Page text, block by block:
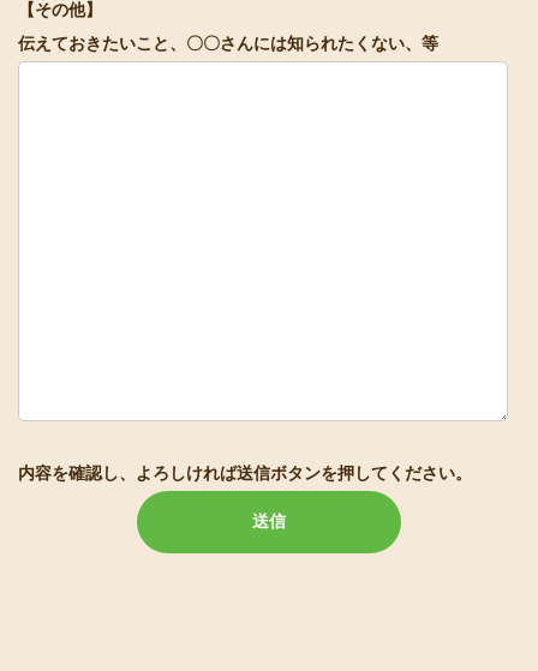
【その他】
伝えておきたいこと、〇〇さんには知られたくない、等
内容を確認し、よろしければ送信ボタンを押してください。